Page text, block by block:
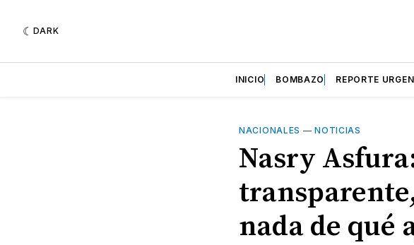
DARK
INICIO BOMBAZO REPORTE
NACIONALES —NOTICIAS
Nasry
nada de qué